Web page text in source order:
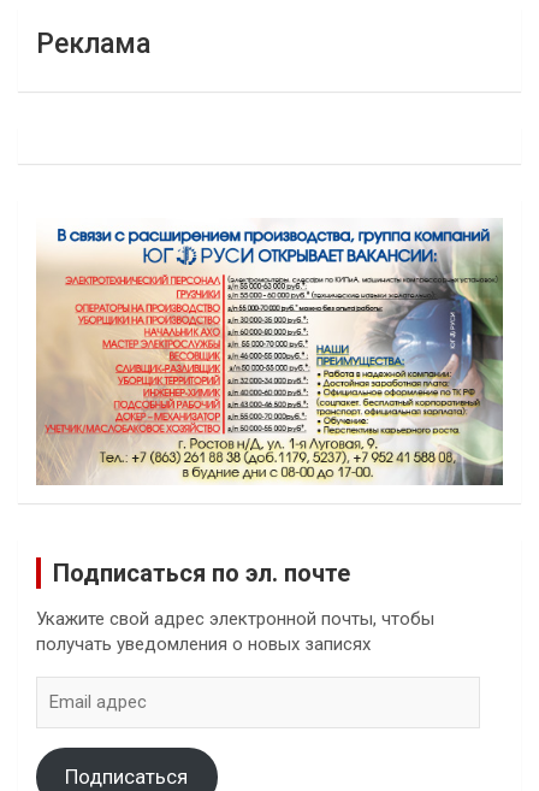
Реклама
Подписаться по эл. почте
Укажите свой адрес электронной почты, чтобы
получать уведомления о новых записях
адрес
Подписаться